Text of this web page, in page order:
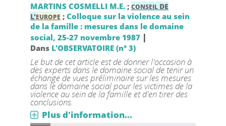
MARTINS COSMELLI M.E.; CONSEIL DE
L'EUROPE; Colloque sur la violence au sein
de la famille : mesures dans le domaine
social, 25-27 novembre 1987 |
Dans L'OBSERVATOIRE (n° 3)
Le but de cet article est de donner l'occasion à
des experts dans le domaine social de tenir un
échange de vues préliminaire sur les mesures
dans le domaine social pour les victimes de la
violence au sein de la famille et d'en tirer des
conclusions.
Plus d'information...